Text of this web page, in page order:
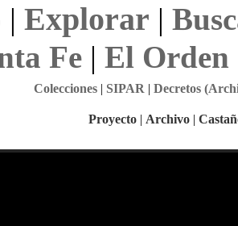
| Explorar |
Fe| El Orden
Colecciones| SIPAR | Decretos
Proyecto | Archivo |